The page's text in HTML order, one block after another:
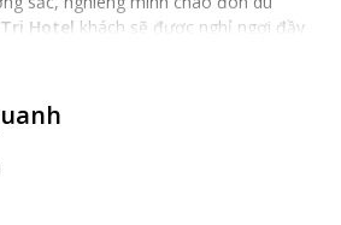
Hotel khách sẽ được nghỉ ngơi đầy
nhất tiết kiệm mọi chi phí cho suốt
sạn:
loại phòng nghỉ bình dân phù hợp nhu
đi lẻ hoặc gia đình. Khác sạn đạt
truyền hình cáp, một số phòng có tủ